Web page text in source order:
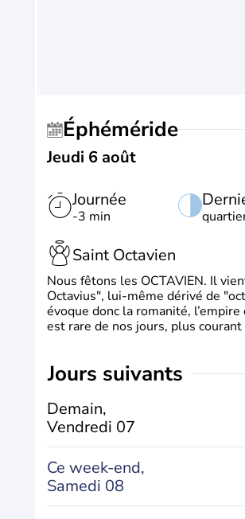
Éphéméride
Jeudi 6 août
Journée
-3 min
Saint Octavien
Nous fêtons les OCTAVIEN. Il
Octavius", lui-même dérivé de
évoque donc la romanité,
est rare de nos jours, plus
jours suivants
Demain,
Vendredi 07
Ce week-end,
Samedi 08